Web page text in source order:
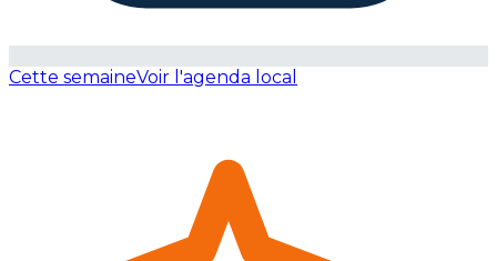
Cette semaineVoir l'agenda local